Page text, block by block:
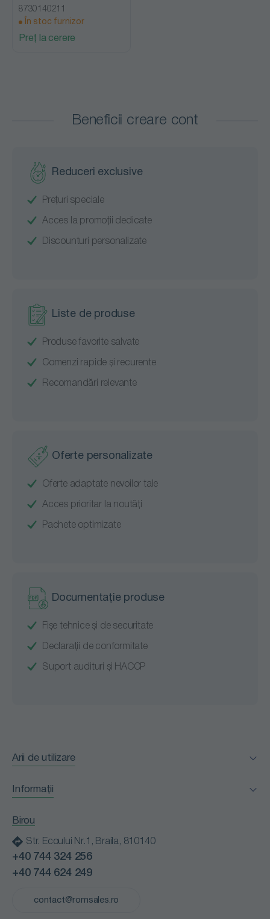
Bufa
8730140211
În stoc furnizor
Preț la cerere
Beneficii creare cont
Reduceri exclusive
Prețuri speciale
Acces la promoții dedicate
Discounturi personalizate
Liste de produse
Produse favorite salvate
Comenzi rapide și recurente
Recomandări relevante
Oferte personalizate
Oferte adaptate nevoilor tale
Acces prioritar la noutăți
Pachete optimizate
Documentație produse
Fișe tehnice și de securitate
Declarații de conformitate
Suport audituri și HACCP
Arii de utilizare
Horeca
Instituții publice
Retail
Transport
Informații
Politică de confidențialitate
Birou
Str. Ecoului Nr.1, Braila, 810140
+40 744 324 256
+40 744 624 249
contact@romsales.ro